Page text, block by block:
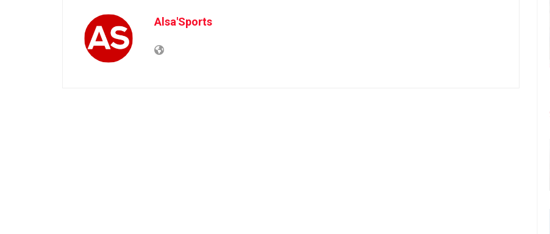
Alsa'Sports